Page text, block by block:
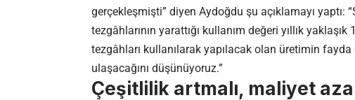
gerçekleşmişti” diyen Aydoğdu şu açıklamayı
tezgâhlarının yarattığı kullanım değeri yıllık
tezgâhları kullanılarak yapılacak olan üretimin
ulaşacağını düşünüyoruz.”
Çeşitlilik artmalı, maliyet